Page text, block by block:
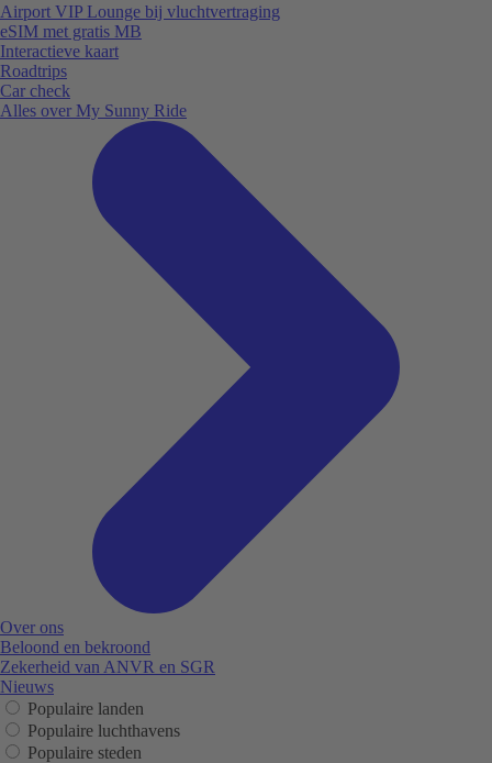
Airport VIP Lounge bij vluchtvertraging
eSIM met gratis MB
Interactieve kaart
Roadtrips
Car check
Alles over My Sunny Ride
Over ons
Beloond en bekroond
Zekerheid van ANVR en SGR
Nieuws
Populaire landen
Populaire luchthavens
Populaire steden